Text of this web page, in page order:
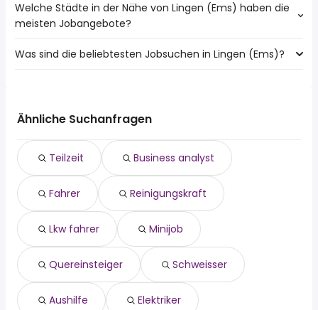
Städte in der Nähe von Lingen (Ems) mit den meisten
pflegedienstleitung Jobs:
Bad Bentheim
Welche Städte in der Nähe von Lingen (Ems) haben die
meisten Jobangebote?
10 Städte in der Nähe von Lingen (Ems) mit den meisten
Bad Bentheim
Mettingen
Salzbergen
Was sind die beliebtesten Jobsuchen in Lingen (Ems)?
teilzeit
minijob
quereinsteiger
schweisser
aushilfe
elektriker
Ähnliche Suchanfragen
Teilzeit Business analyst
Fahrer Reinigungskraft
Lkw fahrer Minijob
Quereinsteiger Schweisser
Aushilfe Elektriker